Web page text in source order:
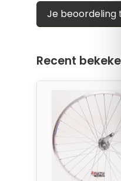
Je beoordeling
Recent